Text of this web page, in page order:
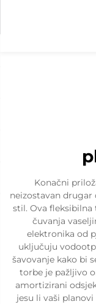
Konačni
neizostavan
stil. Ova
čuvanja
elektronika od
uključuju
šavovanje kako bi
torbe je pažljivo
amortizirani
jesu li vaši